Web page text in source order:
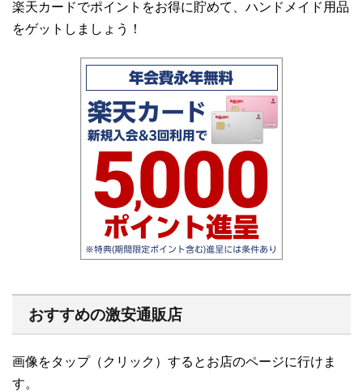
楽天カードでポイントをお得に貯めて、ハンドメイド用品
をゲットしましょう！
おすすめの激安通販店
画像をタップ（クリック）するとお店のページに行けま
す。